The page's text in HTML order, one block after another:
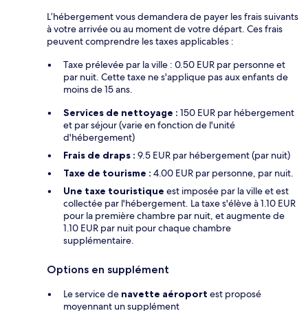
L’hébergement vous demandera de payer les frais suivants
à votre arrivée ou au moment de votre départ. Ces frais
peuvent comprendre les taxes applicables :
Taxe prélevée par la ville : 0.50 EUR par personne et
par nuit. Cette taxe ne s'applique pas aux enfants de
moins de 15 ans.
Services de nettoyage : 150 EUR par hébergement
et par séjour (varie en fonction de l'unité
d'hébergement)
Frais de draps : 9.5 EUR par hébergement (par nuit)
Taxe de tourisme : 4.00 EUR par personne, par nuit.
Une taxe touristique est imposée par la ville et est
collectée par l'hébergement. La taxe s'élève à 1.10 EUR
pour la première chambre par nuit, et augmente de
1.10 EUR par nuit pour chaque chambre
supplémentaire.
Options en supplément
Le service de navette aéroport est proposé
moyennant un supplément